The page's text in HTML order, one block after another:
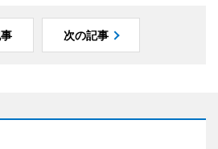
次の記事